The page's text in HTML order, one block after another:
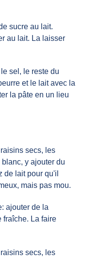
sucre au lait.
au lait. La laisser
sel, le reste du
et le lait avec la
la pâte en un lieu
secs, les
y ajouter du
de lait pour qu'il
mais pas mou.
ajouter de la
fraîche. La faire
secs, les